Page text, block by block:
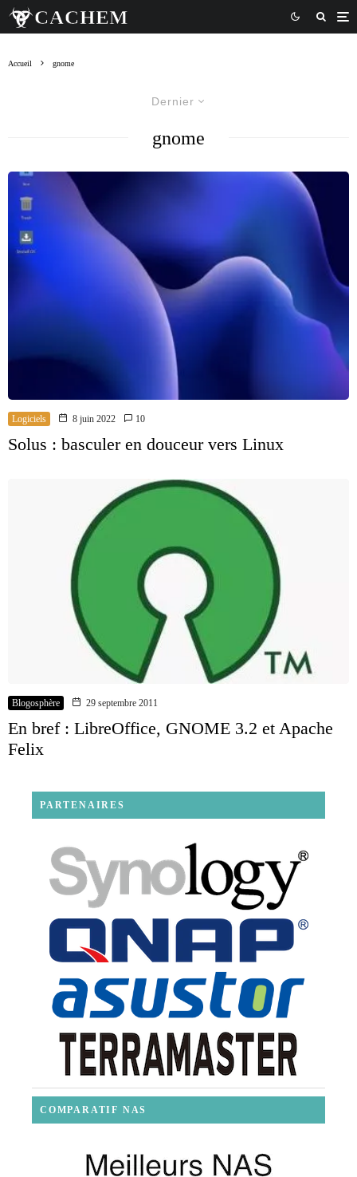
Accueil gnome
Dernier
gnome
Logiciels 8 juin 2022 10
Solus : basculer en douceur vers Linux
Blogosphère 29 septembre 2011
En bref : LibreOffice, GNOME 3.2 et Apache
Felix
PARTENAIRES
COMPARATIF NAS